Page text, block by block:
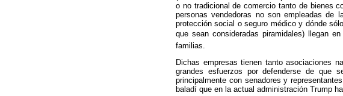
o no tradicional de comercio tanto de bienes
personas vendedoras no son empleadas de
protección social o seguro médico y dónde
que sean consideradas piramidales) llegan
familias.
Dichas empresas tienen tanto asociaciones
grandes esfuerzos por defenderse de que
principalmente con senadores y
baladí que en la actual administración Trump